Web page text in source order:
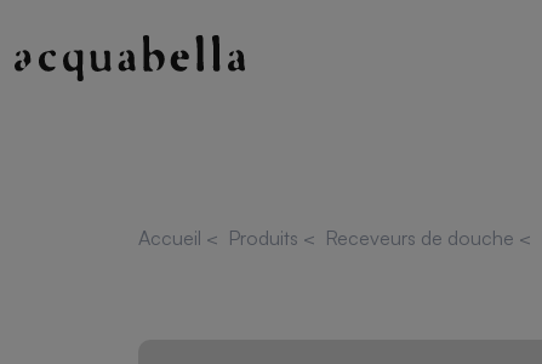
Accueil < Produits < Receveurs de douche <